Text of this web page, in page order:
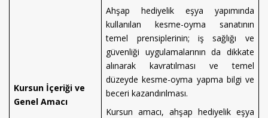
Kursun İçeriği ve
Genel Amacı
Ahşap hediyelik eşya yapımında
kullanılan kesme-oyma sanatının
temel prensiplerinin; iş sağlığı ve
güvenliği uygulamalarının da dikkate
alınarak kavratılması ve temel
düzeyde kesme-oyma yapma bilgi ve
beceri kazandırılması.
Kursun amacı, ahşap hediyelik eşya